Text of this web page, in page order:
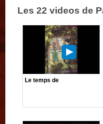
Les 22 videos de
Le temps de